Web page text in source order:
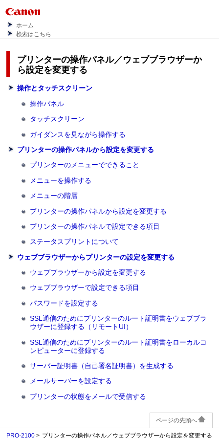
ホーム
検索はこちら
プリンターの操作パネル／ウェブブラウザーか
ら設定を変更する
操作とタッチスクリーン
操作パネル
タッチスクリーン
ガイダンスを見ながら操作する
プリンターの操作パネルから設定を変更する
プリンターのメニューでできること
メニューを操作する
メニューの階層
プリンターの操作パネルから設定を変更する
プリンターの操作パネルで設定できる項目
ステータスプリントについて
ウェブブラウザーからプリンターの設定を変更する
ウェブブラウザーから設定を変更する
ウェブブラウザーで設定できる項目
パスワードを設定する
SSL通信のためにプリンターのルート証明書をウェブブラ
ウザーに登録する（リモートUI）
SSL通信のためにプリンターのルート証明書をローカルコ
ンピューターに登録する
サーバー証明書（自己署名証明書）を生成する
メールサーバーを設定する
プリンターの状態をメールで受信する
ページの先頭へ
PRO-2100 プリンターの操作パネル／ウェブブラウザーから設定を変更する